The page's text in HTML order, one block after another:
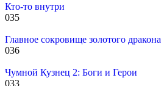
Кто-то внутри
035
Главное сокровище золотого дракона
036
Чумной Кузнец 2: Боги и Герои
033